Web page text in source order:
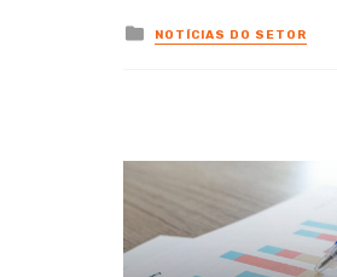
Posted
in
NOTÍCIAS DO SETOR